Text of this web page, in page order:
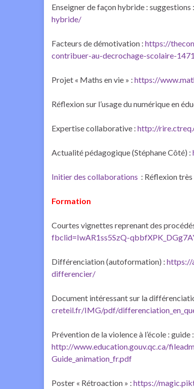
Enseigner de façon hybride : suggestions :
hybride/
Facteurs de démotivation : https://
contribuer-au-decrochage-scolaire-
Projet « Maths en vie » : https://
Réflexion sur l’usage du numérique en
Expertise collaborative : http://
Actualité pédagogique (Stéphane Côté) :
Initier des collaborations : Réflexion
Formation
Courtes vignettes reprenant des
fbclid=IwAR1ss5SzQ-
Différenciation (autoformation) : https://
differencier/
Document intéressant sur la
creteil.fr/IMG/pdf/
Prévention de la violence à l’école : guide :
http://www.education.gouv.qc.ca/
Guide_animation_fr.pdf
Poster « Rétroaction » : https://